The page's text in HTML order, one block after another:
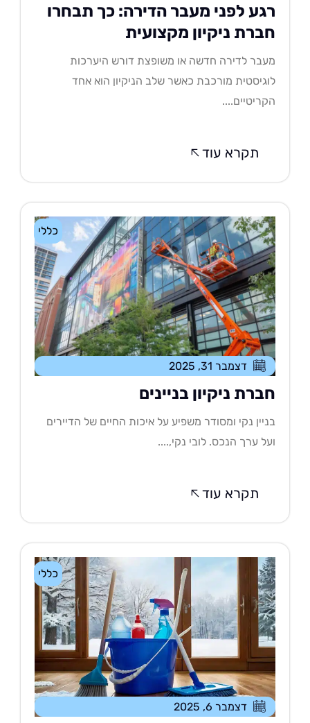
לפני מעבר הדירה: כך תבחרו
ניקיון מקצועית
לדירה חדשה או משופצת דורש היערכות
מורכבת כאשר שלב הניקיון הוא אחד
תקרא עוד
כללי
דצמבר 31, 2025
ניקיון בניינים
נקי ומסודר משפיע על איכות החיים של הדיירים
ערך הנכס. לובי נקי,....
תקרא עוד
כללי
דצמבר 6, 2025